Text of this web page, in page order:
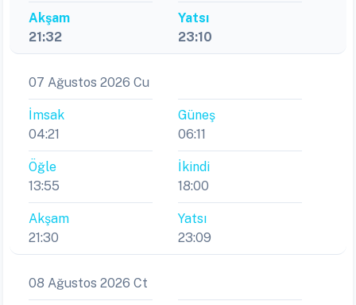
Akşam
21:32
Yatsı
23:10
07 Ağustos 2026 Cu
İmsak
04:21
Güneş
06:11
Öğle
13:55
İkindi
18:00
Akşam
21:30
Yatsı
23:09
08 Ağustos 2026 Ct